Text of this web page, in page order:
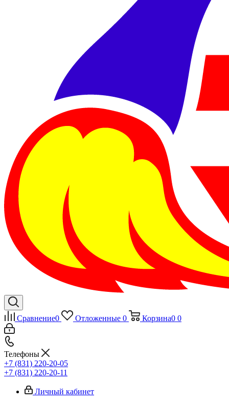
Сравнение0 Отложенные 0 Корзина0 0
Телефоны
+7 (831) 220-20-05
+7 (831) 220-20-11
Личный кабинет